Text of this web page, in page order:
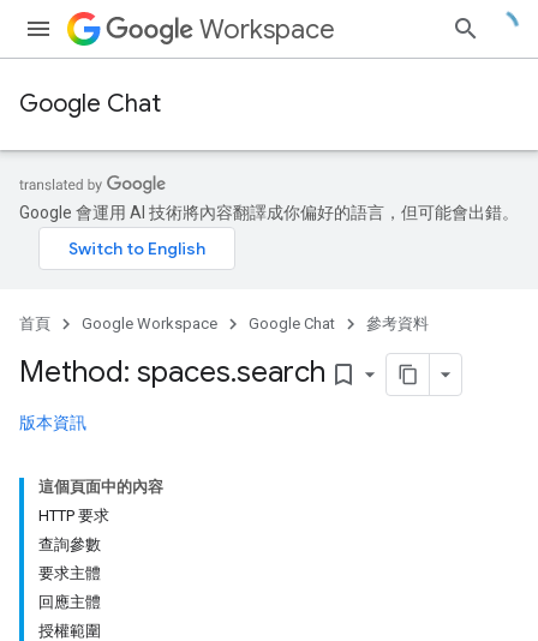
Workspace
Google Chat
Google 會運用 AI 技術將內容翻譯成你偏好的語言，但可能會出錯。
首頁 Google Workspace Google Chat 參考資料
Method: spaces.search bookmark_border
版本資訊
這個頁面中的內容
HTTP 要求
查詢參數
要求主體
回應主體
授權範圍